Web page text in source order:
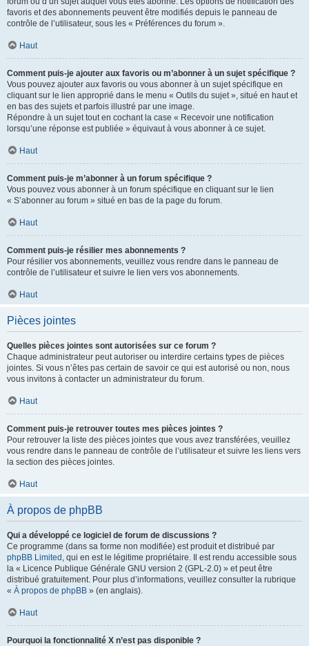
favoris et des abonnements peuvent être modifiés depuis le panneau de
contrôle de l’utilisateur, sous les « Préférences du forum ».
Haut
Comment puis-je ajouter aux favoris ou m’abonner à un sujet spécifique ?
Vous pouvez ajouter aux favoris ou vous abonner à un sujet spécifique en
cliquant sur le lien approprié dans le menu « Outils du sujet », situé en haut et
en bas des sujets et parfois illustré par une image.
Répondre à un sujet tout en cochant la case « Recevoir une notification
lorsqu’une réponse est publiée » équivaut à vous abonner à ce sujet.
Haut
Comment puis-je m’abonner à un forum spécifique ?
Vous pouvez vous abonner à un forum spécifique en cliquant sur le lien
« S’abonner au forum » situé en bas de la page du forum.
Haut
Comment puis-je résilier mes abonnements ?
Pour résilier vos abonnements, veuillez vous rendre dans le panneau de
contrôle de l’utilisateur et suivre le lien vers vos abonnements.
Haut
Pièces jointes
Quelles pièces jointes sont autorisées sur ce forum ?
Chaque administrateur peut autoriser ou interdire certains types de pièces
jointes. Si vous n’êtes pas certain de savoir ce qui est autorisé ou non, nous
vous invitons à contacter un administrateur du forum.
Haut
Comment puis-je retrouver toutes mes pièces jointes ?
Pour retrouver la liste des pièces jointes que vous avez transférées, veuillez
vous rendre dans le panneau de contrôle de l’utilisateur et suivre les liens vers
la section des pièces jointes.
Haut
À propos de phpBB
Qui a développé ce logiciel de forum de discussions ?
Ce programme (dans sa forme non modifiée) est produit et distribué par
phpBB Limited , qui en est le légitime propriétaire. Il est rendu accessible sous
la « Licence Publique Générale GNU version 2 (GPL-2.0) » et peut être
distribué gratuitement. Pour plus d’informations, veuillez consulter la rubrique
« À propos de phpBB » (en anglais).
Haut
Pourquoi la fonctionnalité X n’est pas disponible ?